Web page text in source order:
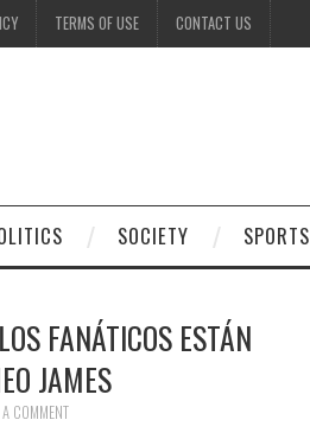
TERMS OF USE CONTACT US
SOCIETY SPORTS
FANÁTICOS ESTÁN
JAMES
A COMMENT